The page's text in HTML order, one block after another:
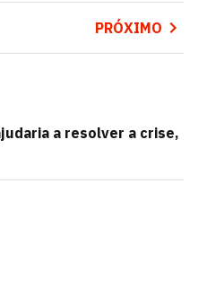
PRÓXIMO
a resolver a crise,